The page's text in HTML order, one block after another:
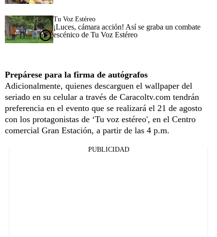
Tu Voz Estéreo
¡Luces, cámara acción! Así se graba un combate
escénico de Tu Voz Estéreo
Prepárese para la firma de autógrafos
Adicionalmente, quienes descarguen el wallpaper del
seriado en su celular a través de Caracoltv.com tendrán
preferencia en el evento que se realizará el 21 de agosto
con los protagonistas de ‘Tu voz estéreo', en el Centro
comercial Gran Estación, a partir de las 4 p.m.
PUBLICIDAD